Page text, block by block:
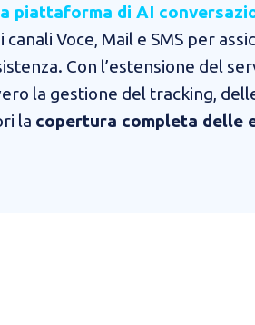
piattaforma di AI
Voce, Mail e SMS per
Con l’estensione del
la gestione del tracking,
la copertura completa delle